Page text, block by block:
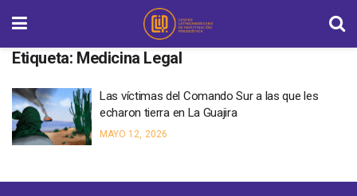
Etiqueta: Medicina Legal
Las víctimas del Comando Sur a las que les
echaron tierra en La Guajira
MAYO 12, 2026